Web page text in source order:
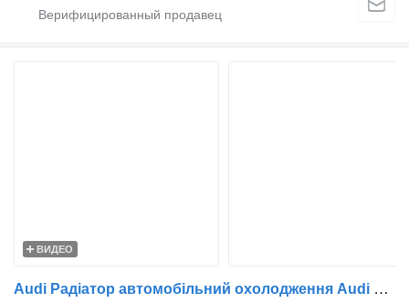
ВИДЕО
Audi Радіатор автомобільний охолодження Audi Q7 Ауді Ку7 2006-2011